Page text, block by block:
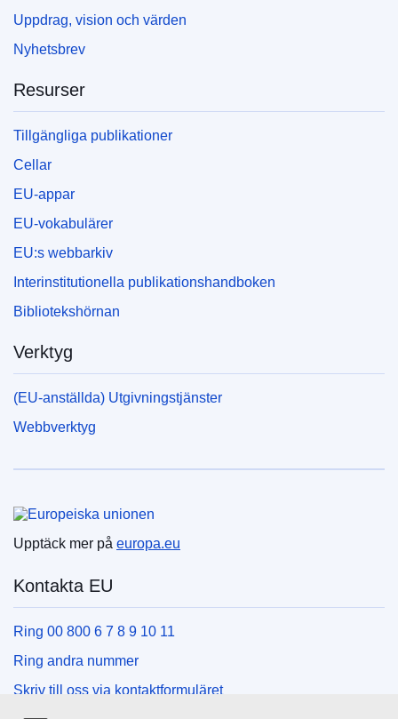
Uppdrag, vision och värden
Nyhetsbrev
Resurser
Tillgängliga publikationer
Cellar
EU-appar
EU-vokabulärer
EU:s webbarkiv
Interinstitutionella publikationshandboken
Bibliotekshörnan
Verktyg
(EU-anställda) Utgivningstjänster
Webbverktyg
Europeiska unionen
Upptäck mer på europa.eu
Kontakta EU
Ring 00 800 6 7 8 9 10 11
Ring andra nummer
Skriv till oss via kontaktformuläret